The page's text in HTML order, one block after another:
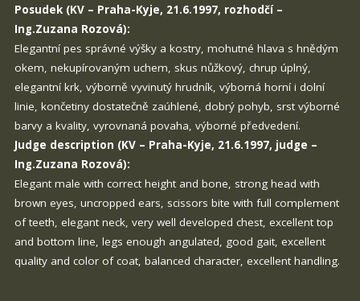
Posudek (KV – Praha-Kyje, 21.6.1997, rozhodčí –
Ing.Zuzana Rozová):
Elegantní pes správné výšky a kostry, mohutné hlava s hnědým
okem, nekupírovaným uchem, skus nůžkový, chrup úplný,
elegantní krk, výborně vyvinutý hrudník, výborná horní i dolní
linie, končetiny dostatečně zaúhlené, dobrý pohyb, srst výborné
barvy a kvality, vyrovnaná povaha, výborné předvedení.
Judge description (KV – Praha-Kyje, 21.6.1997, judge –
Ing.Zuzana Rozová):
Elegant male with correct height and bone, strong head with
brown eyes, uncropped ears, scissors bite with full complement
of teeth, elegant neck, very well developed chest, excellent top
and bottom line, legs enough angulated, good gait, excellent
quality and color of coat, balanced character, excellent handling.